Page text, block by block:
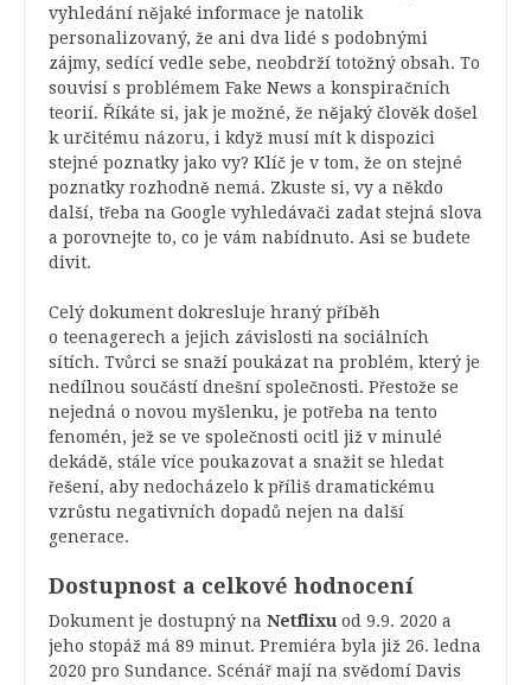
vyhledání nějaké informace je natolik
personalizovaný, že ani dva lidé s podobnými
zájmy, sedící vedle sebe, neobdrží totožný obsah. To
souvisí s problémem Fake News a konspiračních
teorií. Říkáte si, jak je možné, že nějaký člověk došel
k určitému názoru, i když musí mít k dispozici
stejné poznatky jako vy? Klíč je v tom, že on stejné
poznatky rozhodně nemá. Zkuste si, vy a někdo
další, třeba na Google vyhledávači zadat stejná slova
a porovnejte to, co je vám nabídnuto. Asi se budete
divit.
Celý dokument dokresluje hraný příběh
o teenagerech a jejich závislosti na sociálních
sítích. Tvůrci se snaží poukázat na problém, který je
nedílnou součástí dnešní společnosti. Přestože se
nejedná o novou myšlenku, je potřeba na tento
fenomén, jež se ve společnosti ocitl již v minulé
dekádě, stále více poukazovat a snažit se hledat
řešení, aby nedocházelo k příliš dramatickému
vzrůstu negativních dopadů nejen na další
generace.
Dostupnost a celkové hodnocení
Dokument je dostupný na Netflixu od 9.9. 2020 a
jeho stopáž má 89 minut. Premiéra byla již 26. ledna
2020 pro Sundance. Scénář mají na svědomí Davis